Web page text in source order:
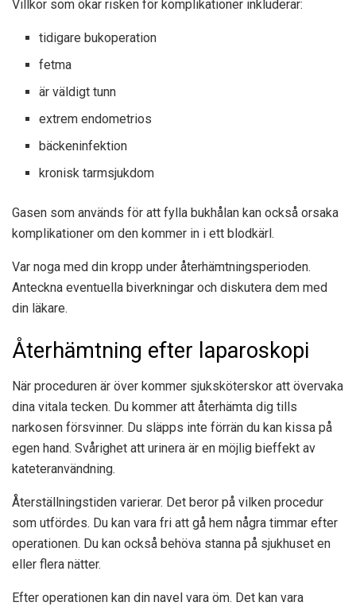
Villkor som ökar risken för komplikationer inkluderar:
tidigare bukoperation
fetma
är väldigt tunn
extrem endometrios
bäckeninfektion
kronisk tarmsjukdom
Gasen som används för att fylla bukhålan kan också orsaka
komplikationer om den kommer in i ett blodkärl.
Var noga med din kropp under återhämtningsperioden.
Anteckna eventuella biverkningar och diskutera dem med
din läkare.
Återhämtning efter laparoskopi
När proceduren är över kommer sjuksköterskor att övervaka
dina vitala tecken. Du kommer att återhämta dig tills
narkosen försvinner. Du släpps inte förrän du kan kissa på
egen hand. Svårighet att urinera är en möjlig bieffekt av
kateteranvändning.
Återställningstiden varierar. Det beror på vilken procedur
som utfördes. Du kan vara fri att gå hem några timmar efter
operationen. Du kan också behöva stanna på sjukhuset en
eller flera nätter.
Efter operationen kan din navel vara öm. Det kan vara